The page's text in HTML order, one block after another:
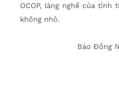
OCOP, làng nghề của
không nhỏ.
Báo Đồng